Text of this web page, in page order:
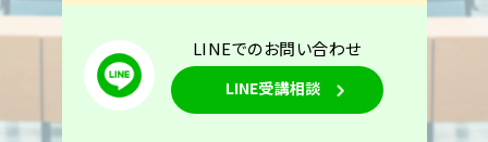
空席あり
オンライン講座
基礎理論計算特訓コース（1日間）
LINEでのお問い合わせ
LINE受講相談